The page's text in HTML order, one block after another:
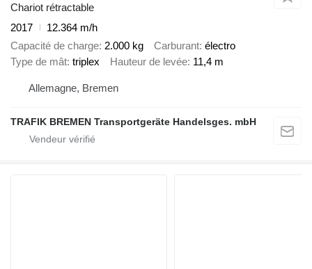
Chariot rétractable
2017
12.364 m/h
Capacité de charge 2.000 kg Carburant électro
Type de mât triplex Hauteur de levée 11,4 m
Allemagne, Bremen
TRAFIK BREMEN Transportgeräte Handelsges. mbH